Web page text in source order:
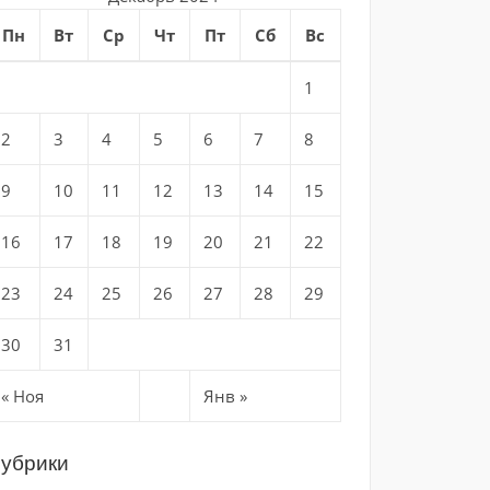
Пн
Вт Ср Чт Пт Сб Вс
« Ноя Янв »
1
2 3 4 5 6 7 8
9 10 11 12 13 14 15
16 17 18 19 20 21 22
23 24 25 26 27 28 29
30 31